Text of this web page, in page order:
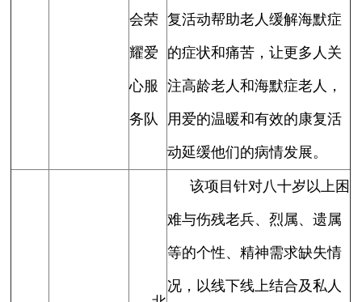
会荣
耀爱
心服
务队
复活动帮助老人缓解海默症
的症状和痛苦，让更多人关
注高龄老人和海默症老人，
用爱的温暖和有效的康复活
动延缓他们的病情发展。
该项目针对八十岁以上困
难与伤残老兵、烈属、遗属
等的个性、精神需求缺失情
况，以线下线上结合及私人